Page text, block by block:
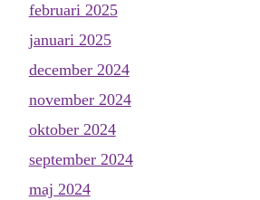
februari 2025
januari 2025
december 2024
november 2024
oktober 2024
september 2024
maj 2024